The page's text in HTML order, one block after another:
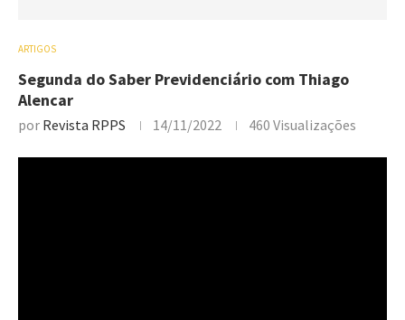
ARTIGOS
Segunda do Saber Previdenciário com Thiago
Alencar
por Revista RPPS 14/11/2022 460 Visualizações